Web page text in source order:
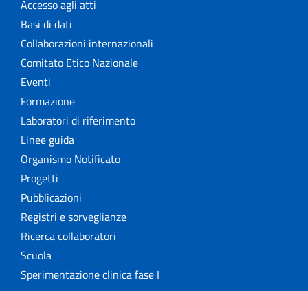
Accesso agli atti
Basi di dati
Collaborazioni internazionali
Comitato Etico Nazionale
Eventi
Formazione
Laboratori di riferimento
Linee guida
Organismo Notificato
Progetti
Pubblicazioni
Registri e sorveglianze
Ricerca collaboratori
Scuola
Sperimentazione clinica fase I